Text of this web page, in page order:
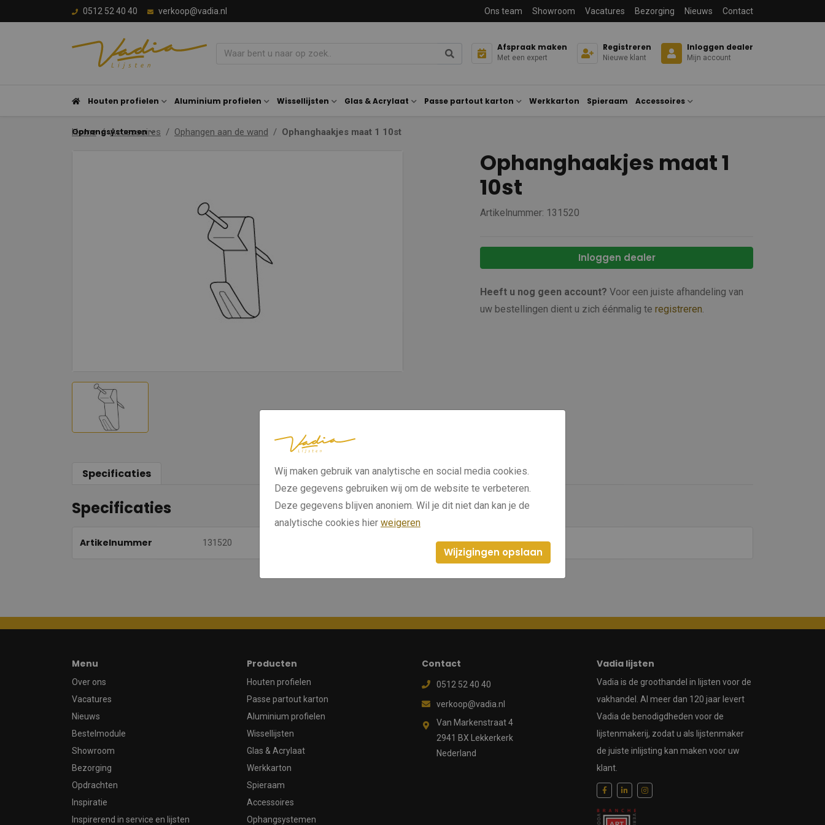
0512 52 40 40 verkoop@vadia.nl Ons team Showroom Vacatures Bezorging Nieuws Contact
Afspraak maken
Met een expert
Registreren
Nieuwe klant
Inloggen dealer
Mijn account
Houten profielen Aluminium profielen Wissellijsten Glas & Acrylaat Passe partout karton Werkkarton Spieraam Accessoires
Ophangsystemen
Home Accessoires Ophangen aan de wand Ophanghaakjes maat 1 10st
Ophanghaakjes maat 1
10st
Artikelnummer: 131520
Inloggen dealer
Heeft u nog geen account? Voor een juiste afhandeling van
uw bestellingen dient u zich éénmalig te registreren.
Specificaties
Specificaties
Artikelnummer 131520
Menu
Over ons
Vacatures
Nieuws
Bestelmodule
Showroom
Bezorging
Opdrachten
Inspiratie
Inspirerend in service en lijsten
Producten
Houten profielen
Passe partout karton
Aluminium profielen
Wissellijsten
Glas & Acrylaat
Werkkarton
Spieraam
Accessoires
Ophangsystemen
Contact
0512 52 40 40
verkoop@vadia.nl
Van Markenstraat 4
2941 BX Lekkerkerk
Nederland
Vadia lijsten
Vadia is de groothandel in lijsten voor de
vakhandel. Al meer dan 120 jaar levert
Vadia de benodigdheden voor de
lijstenmakerij, zodat u als lijstenmaker
de juiste inlijsting kan maken voor uw
klant.
Wij maken gebruik van analytische en social media cookies.
Deze gegevens gebruiken wij om de website te verbeteren.
Deze gegevens blijven anoniem. Wil je dit niet dan kan je de
analytische cookies hier weigeren
Wijzigingen opslaan